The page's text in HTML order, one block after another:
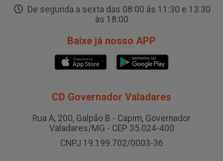
De segunda a sexta das 08:00 às 11:30 e 13:30
às 18:00
Baixe já nosso APP
CD Governador Valadares
Rua A, 200, Galpão B - Capim, Governador
Valadares/MG - CEP 35.024-400
CNPJ 19.199.702/0003-36